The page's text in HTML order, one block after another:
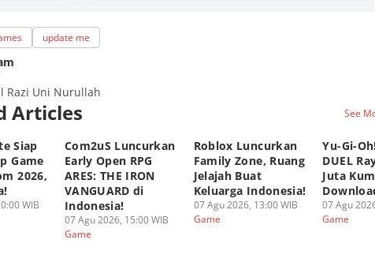
update me
Razi Uni Nurullah
Articles See
Siap
Game
2026,
WIB
Com2uS Luncurkan
Early Open RPG
ARES: THE IRON
VANGUARD di
Indonesia!
07 Agu 2026, 15:00 WIB
Game
Roblox Luncurkan
Family Zone, Ruang
Jelajah Buat
Keluarga Indonesia!
07 Agu 2026, 13:00 WIB
Game
Yu-Gi-Oh!
DUEL
Juta
07 Agu
Game